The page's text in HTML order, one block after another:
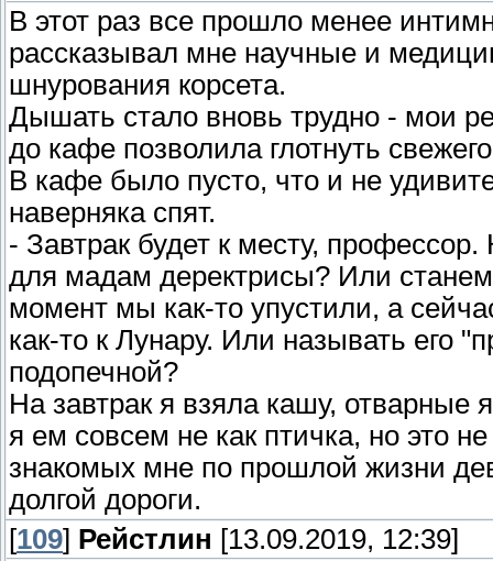
В этот раз все прошло менее
рассказывал мне научные и
шнурования корсета.
Дышать стало вновь трудно - мои
до кафе позволила глотнуть
В кафе было пусто, что и не
наверняка спят.
- Завтрак будет к месту,
для мадам деректрисы? Или
момент мы как-то упустили, а
как-то к Лунару. Или называть его
подопечной?
На завтрак я взяла кашу,
я ем совсем не как птичка, но это
знакомых мне по прошлой жизни
долгой дороги.
[109] Рейстлин [13.09.2019, 12:39]